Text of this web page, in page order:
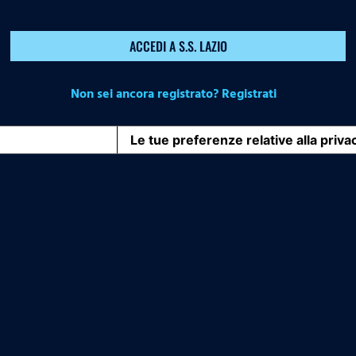
ACCEDI A S.S. LAZIO
Non sei ancora registrato? Registrati
Le tue preferenze relative alla